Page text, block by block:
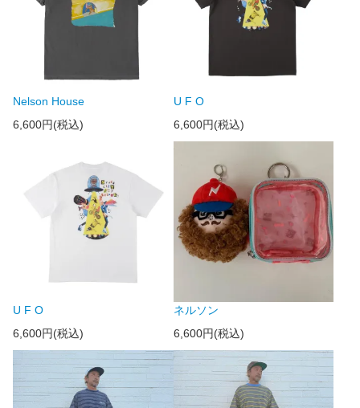
Nelson House
6,600円(税込)
U F O
6,600円(税込)
U F O
6,600円(税込)
ネルソン
6,600円(税込)